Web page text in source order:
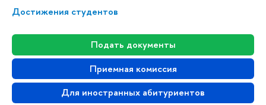
Достижения студентов
Подать документы
Приемная комиссия
Для иностранных абитуриентов